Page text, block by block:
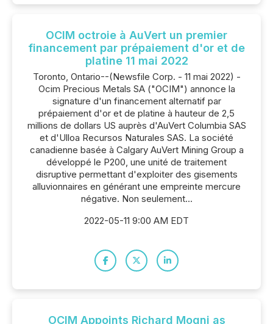
OCIM octroie à AuVert un premier
financement par prépaiement d'or et de
platine 11 mai 2022
Toronto, Ontario--(Newsfile Corp. - 11 mai 2022) -
Ocim Precious Metals SA ("OCIM") annonce la
signature d'un financement alternatif par
prépaiement d'or et de platine à hauteur de 2,5
millions de dollars US auprès d'AuVert Columbia SAS
et d'Ulloa Recursos Naturales SAS. La société
canadienne basée à Calgary AuVert Mining Group a
développé le P200, une unité de traitement
disruptive permettant d'exploiter des gisements
alluvionnaires en générant une empreinte mercure
négative. Non seulement...
2022-05-11 9:00 AM EDT
OCIM Appoints Richard Mogni as